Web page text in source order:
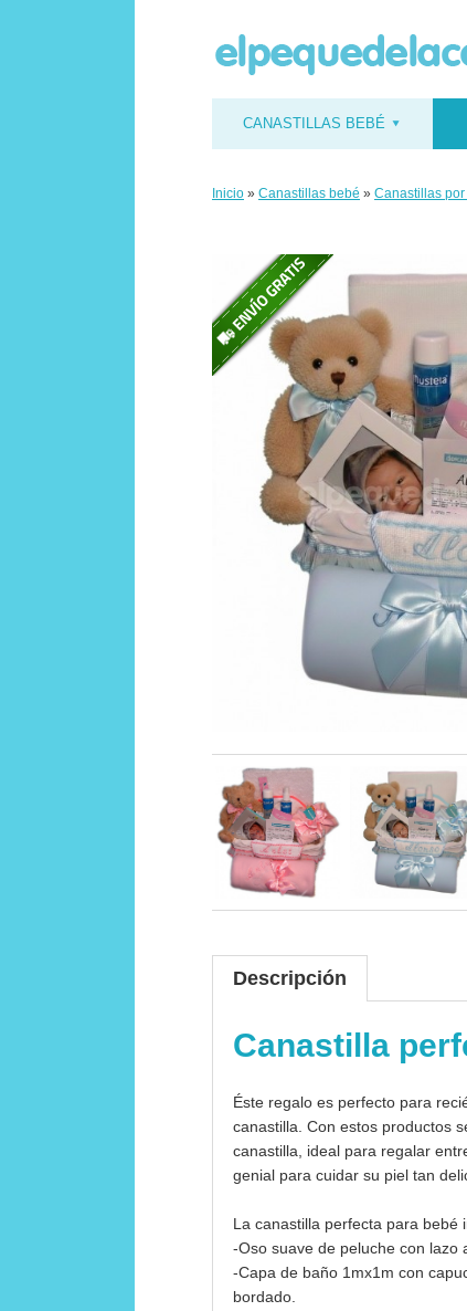
CANASTILLAS BEBÉ
Inicio » Canastillas bebé » Canastillas
Descripción
Canastilla
Éste regalo es perfecto para
canastilla. Con estos productos
canastilla, ideal para regalar
genial para cuidar su piel tan
La canastilla perfecta para bebé
-Oso suave de peluche con lazo
-Capa de baño 1mx1m con
bordado.